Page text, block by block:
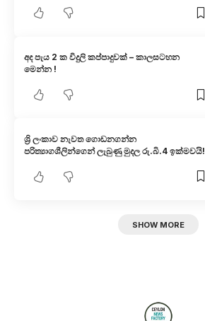
අද පැය 2 ක විදුලි කප්පාදුවක් – කාලසටහන
මෙන්න !
ශ්‍රි ලංකාව නැවත ගොඩනගන්න
පරිත්‍යාගශීලින්ගෙන් ලැබුණු මුදල රු.බි.4 ඉක්මවයි!
SHOW MORE